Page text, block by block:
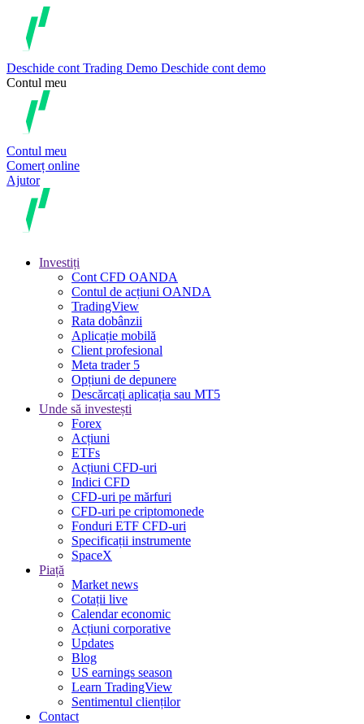
Deschide cont Trading Demo Deschide cont demo
Contul meu
Contul meu
Comerț online
Ajutor
Investiți
Cont CFD OANDA
Contul de acțiuni OANDA
TradingView
Rata dobânzii
Aplicație mobilă
Client profesional
Meta trader 5
Opțiuni de depunere
Descărcați aplicația sau MT5
Unde să investești
Forex
Acțiuni
ETFs
Acțiuni CFD-uri
Indici CFD
CFD-uri pe mărfuri
CFD-uri pe criptomonede
Fonduri ETF CFD-uri
Specificații instrumente
SpaceX
Piață
Market news
Cotații live
Calendar economic
Acțiuni corporative
Updates
Blog
US earnings season
Learn TradingView
Sentimentul clienților
Contact